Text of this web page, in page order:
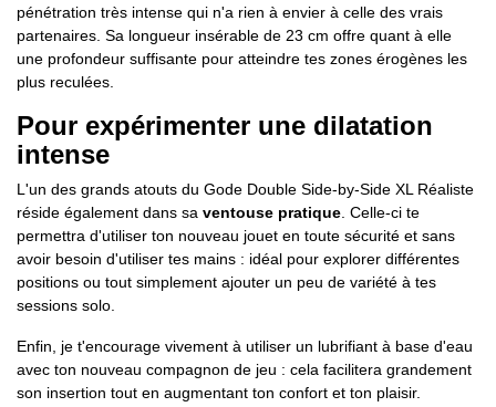
pénétration très intense qui n'a rien à envier à celle des vrais
partenaires. Sa longueur insérable de 23 cm offre quant à elle
une profondeur suffisante pour atteindre tes zones érogènes les
plus reculées.
Pour expérimenter une dilatation
intense
L'un des grands atouts du Gode Double Side-by-Side XL Réaliste
réside également dans sa ventouse pratique . Celle-ci te
permettra d'utiliser ton nouveau jouet en toute sécurité et sans
avoir besoin d'utiliser tes mains : idéal pour explorer différentes
positions ou tout simplement ajouter un peu de variété à tes
sessions solo.
Enfin, je t'encourage vivement à utiliser un lubrifiant à base d'eau
avec ton nouveau compagnon de jeu : cela facilitera grandement
son insertion tout en augmentant ton confort et ton plaisir.